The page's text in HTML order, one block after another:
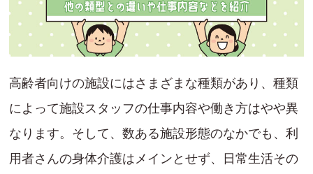
高齢者向けの施設にはさまざまな種類があり、種類
によって施設スタッフの仕事内容や働き方はやや異
なります。そして、数ある施設形態のなかでも、利
用者さんの身体介護はメインとせず、日常生活その